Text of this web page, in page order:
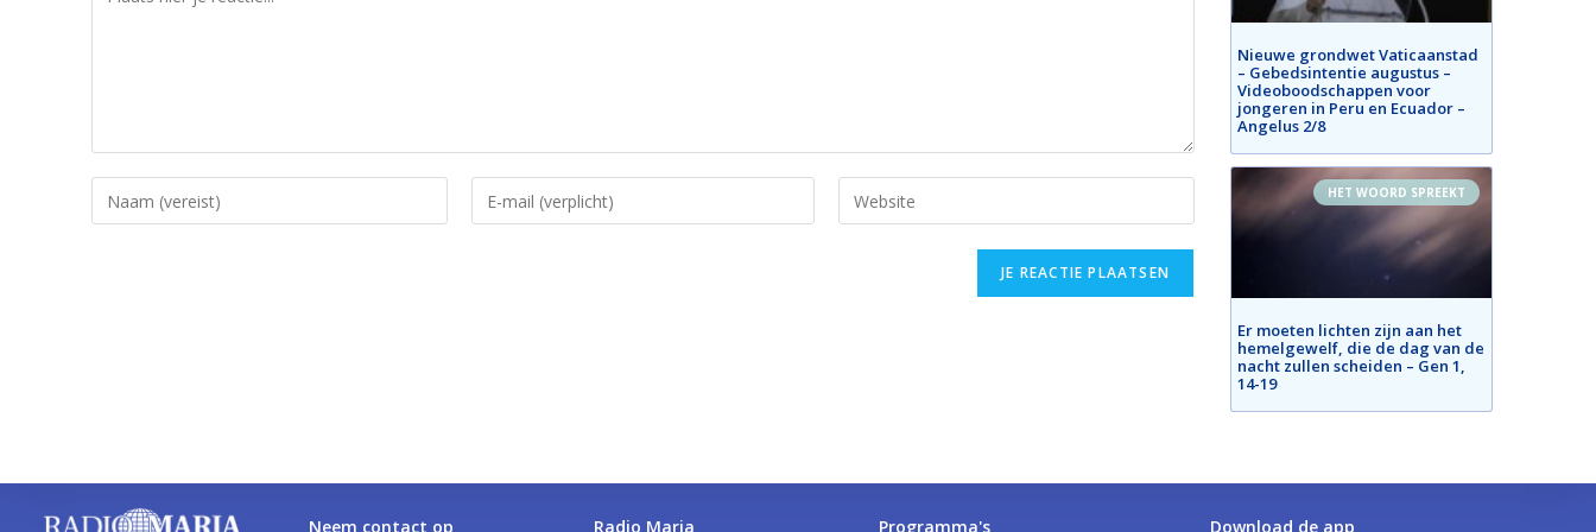
Nieuwe grondwet Vaticaanstad
– Gebedsintentie augustus –
Videoboodschappen voor
jongeren in Peru en Ecuador –
Angelus 2/8
HET WOORD SPREEKT
Er moeten lichten zijn aan het
hemelgewelf, die de dag van de
nacht zullen scheiden – Gen 1,
14-19
Neem contact op Radio Maria Programma's Download de app